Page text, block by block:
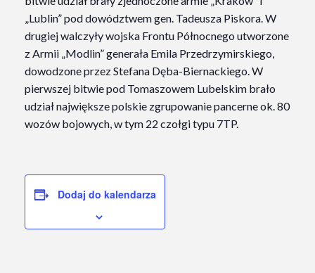
„Lublin” pod dowództwem gen. Tadeusza Piskora. W
drugiej walczyły wojska Frontu Północnego utworzone
z Armii „Modlin” generała Emila Przedrzymirskiego,
dowodzone przez Stefana Dęba-Biernackiego. W
pierwszej bitwie pod Tomaszowem Lubelskim brało
udział największe polskie zgrupowanie pancerne ok. 80
wozów bojowych, w tym 22 czołgi typu 7TP.
Dodaj do kalendarza